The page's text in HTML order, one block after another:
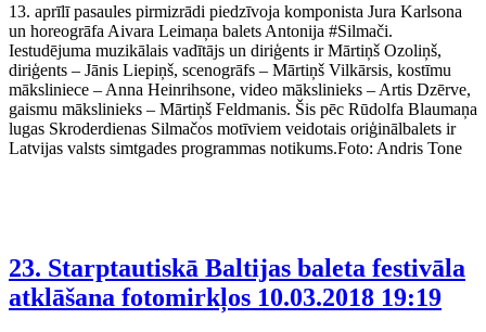
13. aprīlī pasaules pirmizrādi piedzīvoja komponista Jura Karlsona
un horeogrāfa Aivara Leimaņa balets Antonija #Silmači.
Iestudējuma muzikālais vadītājs un diriģents ir Mārtiņš Ozoliņš,
diriģents – Jānis Liepiņš, scenogrāfs – Mārtiņš Vilkārsis, kostīmu
māksliniece – Anna Heinrihsone, video mākslinieks – Artis Dzērve,
gaismu mākslinieks – Mārtiņš Feldmanis. Šis pēc Rūdolfa Blaumaņa
lugas Skroderdienas Silmačos motīviem veidotais oriģinālbalets ir
Latvijas valsts simtgades programmas notikums.Foto: Andris Tone
23. Starptautiskā Baltijas baleta festivāla
atklāšana fotomirkļos 10.03.2018 19:19